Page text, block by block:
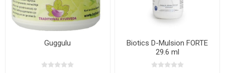
Guggulu
Biotics D-Mulsion FORTE
29.6 ml